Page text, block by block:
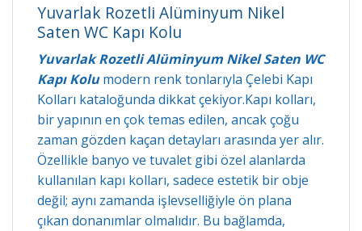
Yuvarlak Rozetli Alüminyum Nikel
Saten WC Kapı Kolu
Yuvarlak Rozetli Alüminyum Nikel Saten WC
Kapı Kolumodern renk tonlarıyla Çelebi Kapı
Kolları kataloğunda dikkat çekiyor.Kapı kolları,
bir yapının en çok temas edilen, ancak çoğu
zaman gözden kaçan detayları arasında yer alır.
Özellikle banyo ve tuvalet gibi özel alanlarda
kullanılan kapı kolları, sadece estetik bir obje
değil; aynı zamanda işlevselliğiyle ön plana
çıkan donanımlar olmalıdır. Bu bağlamda,